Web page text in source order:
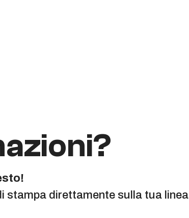
direttamente sulla tua